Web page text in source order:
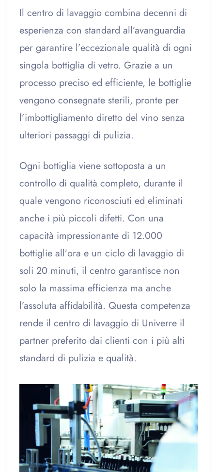
Il centro di lavaggio combina decenni di
esperienza con standard all’avanguardia
per garantire l’eccezionale qualità di ogni
singola bottiglia di vetro. Grazie a un
processo preciso ed efficiente, le bottiglie
vengono consegnate sterili, pronte per
l’imbottigliamento diretto del vino senza
ulteriori passaggi di pulizia.
Ogni bottiglia viene sottoposta a un
controllo di qualità completo, durante il
quale vengono riconosciuti ed eliminati
anche i più piccoli difetti. Con una
capacità impressionante di 12.000
bottiglie all’ora e un ciclo di lavaggio di
soli 20 minuti, il centro garantisce non
solo la massima efficienza ma anche
l’assoluta affidabilità. Questa competenza
rende il centro di lavaggio di Univerre il
partner preferito dai clienti con i più alti
standard di pulizia e qualità.